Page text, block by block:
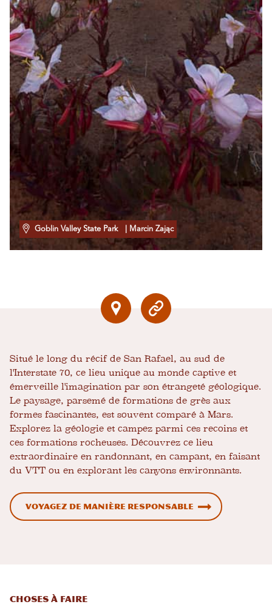
Goblin Valley State Park | Marcin Zając
Situé le long du récif de San Rafael, au sud de
l'Interstate 70, ce lieu unique au monde captive et
émerveille l'imagination par son étrangeté géologique.
Le paysage, parsemé de formations de grès aux
formes fascinantes, est souvent comparé à Mars.
Explorez la géologie et campez parmi ces recoins et
ces formations rocheuses. Découvrez ce lieu
extraordinaire en randonnant, en campant, en faisant
du VTT ou en explorant les canyons environnants.
Voyagez de manière responsable
Choses à faire